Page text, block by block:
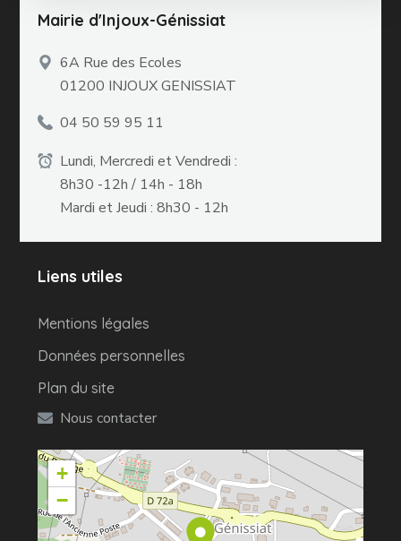
Mairie d'Injoux-Génissiat
6A Rue des Ecoles
01200 INJOUX GENISSIAT
04 50 59 95 11
Lundi, Mercredi et Vendredi :
8h30 -12h / 14h - 18h
Mardi et Jeudi : 8h30 - 12h
Liens utiles
Mentions légales
Données personnelles
Plan du site
Nous contacter
+
−